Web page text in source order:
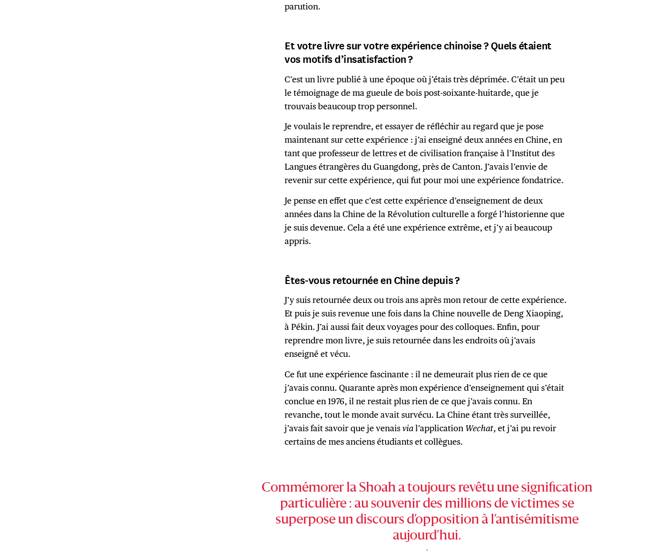
parution.
Et votre livre sur votre expérience chinoise ? Quels étaient
vos motifs d’insatisfaction ?
C’est un livre publié à une époque où j’étais très déprimée. C’était un peu
le témoignage de ma gueule de bois post-soixante-huitarde, que je
trouvais beaucoup trop personnel.
Je voulais le reprendre, et essayer de réfléchir au regard que je pose
maintenant sur cette expérience : j’ai enseigné deux années en Chine, en
tant que professeur de lettres et de civilisation française à l’Institut des
Langues étrangères du Guangdong, près de Canton. J’avais l’envie de
revenir sur cette expérience, qui fut pour moi une expérience fondatrice.
Je pense en effet que c’est cette expérience d’enseignement de deux
années dans la Chine de la Révolution culturelle a forgé l’historienne que
je suis devenue. Cela a été une expérience extrême, et j’y ai beaucoup
appris.
Êtes-vous retournée en Chine depuis ?
J’y suis retournée deux ou trois ans après mon retour de cette expérience.
Et puis je suis revenue une fois dans la Chine nouvelle de Deng Xiaoping,
à Pékin. J’ai aussi fait deux voyages pour des colloques. Enfin, pour
reprendre mon livre, je suis retournée dans les endroits où j’avais
enseigné et vécu.
Ce fut une expérience fascinante : il ne demeurait plus rien de ce que
j’avais connu. Quarante après mon expérience d’enseignement qui s’était
conclue en 1976, il ne restait plus rien de ce que j’avais connu. En
revanche, tout le monde avait survécu. La Chine étant très surveillée,
j’avais fait savoir que je venaisvial’application Wechat, et j’ai pu revoir
certains de mes anciens étudiants et collègues.
Commémorer la Shoah a toujours revêtu une signification
particulière : au souvenir des millions de victimes se
superpose un discours d’opposition à l’antisémitisme
aujourd’hui.